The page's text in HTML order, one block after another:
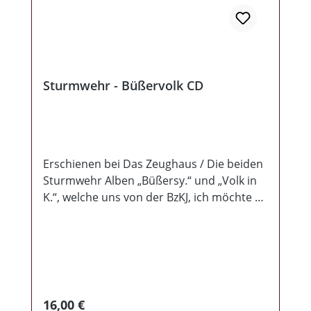
Sturmwehr - Büßervolk CD
Erschienen bei Das Zeughaus / Die beiden
Sturmwehr Alben „Büßersy.“ und „Volk in
K.“, welche uns von der BzKJ, ich möchte es
17 Lieder übrig geblieben, welche jetzt zur
Regulärer Preis:
16,00 €